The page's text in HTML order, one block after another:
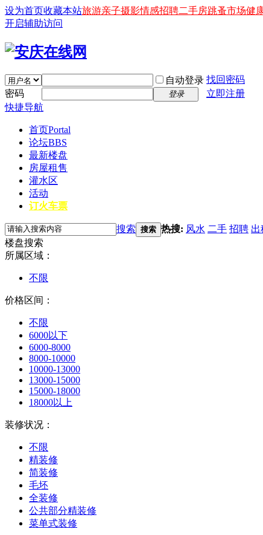
设为首页收藏本站旅游亲子摄影情感招聘二手房跳蚤市场健
开启辅助访问
自动登录 找回密码
密码
登录
立即注册
快捷导航
首页Portal
论坛BBS
最新楼盘
房屋租售
灌水区
活动
订火车票
搜索 搜索 热搜: 风水 二手 招聘 出
楼盘搜索
所属区域：
不限
价格区间：
不限
6000以下
6000-8000
8000-10000
10000-13000
13000-15000
15000-18000
18000以上
装修状况：
不限
精装修
简装修
毛坯
全装修
公共部分精装修
菜单式装修